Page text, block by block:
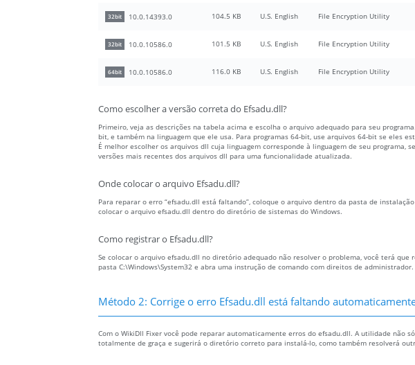
32bit 10.0.14393.0 104.5 KB U.S. English File Encryption Utility
32bit 10.0.10586.0 101.5 KB U.S. English File Encryption Utility
64bit 10.0.10586.0 116.0 KB U.S. English File Encryption Utility
Como escolher a versão correta do Efsadu.dll?
Primeiro, veja as descrições na tabela acima e escolha o arquivo adequado para seu
bit, e também na linguagem que ele usa. Para programas 64-bit, use arquivos 64-bit se eles
É melhor escolher os arquivos dll cuja linguagem corresponde à linguagem de seu programa,
versões mais recentes dos arquivos dll para uma funcionalidade atualizada.
Onde colocar o arquivo Efsadu.dll?
Para reparar o erro “efsadu.dll está faltando”, coloque o arquivo dentro da pasta de
colocar o arquivo efsadu.dll dentro do diretório de sistemas do Windows.
Como registrar o Efsadu.dll?
Se colocar o arquivo efsadu.dll no diretório adequado não resolver o problema, você terá que
pasta C:\Windows\System32 e abra uma instrução de comando com direitos de
Método 2: Corrige o erro Efsadu.dll está faltando
Com o WikiDll Fixer você pode reparar automaticamente erros do efsadu.dll. A utilidade não
totalmente de graça e sugerirá o diretório correto para instalá-lo, como também resolverá